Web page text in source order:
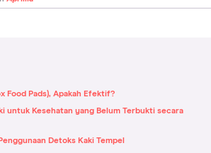
Food Pads), Apakah Efektif?
untuk Kesehatan yang Belum Terbukti secara
Detoks Kaki Tempel